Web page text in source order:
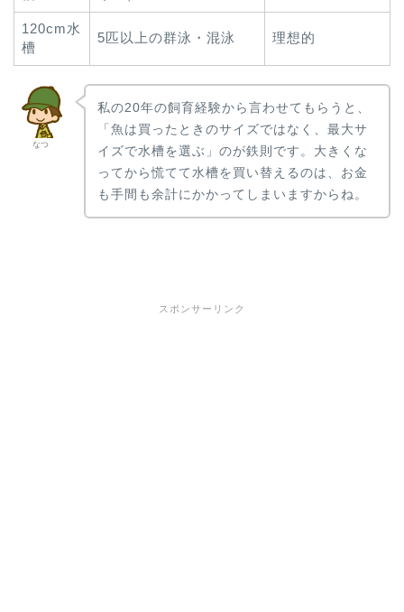
120cm水
槽
5匹以上の群泳・混泳 理想的
なつ
私の20年の飼育経験から言わせてもらうと、
「魚は買ったときのサイズではなく、最大サ
イズで水槽を選ぶ」のが鉄則です。大きくな
ってから慌てて水槽を買い替えるのは、お金
も手間も余計にかかってしまいますからね。
スポンサーリンク